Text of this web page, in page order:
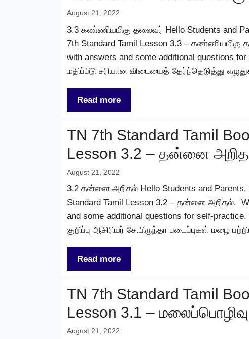
August 21, 2022
3.3 கண்ணியமிகு தலைவர் Hello Students and
7th Standard Tamil Lesson 3.3 – கண்ணியமிகு
with answers and some additional questions
மதிப்பீடு சரியான விடையைத் தேர்ந்தெடுத்து
Read more
TN 7th Standard Tamil
Lesson 3.2 – தன்னை
August 21, 2022
3.2 தன்னை அறிதல் Hello Students and Parents,
Standard Tamil Lesson 3.2 – தன்னை அறிதல்.
and some additional questions for self-
குறிப்பு ஆசிரியர் சே.பிருந்தா படைப்புகள் மழை
Read more
TN 7th Standard Tamil
Lesson 3.1 – மலைப்பொழிவு
August 21, 2022